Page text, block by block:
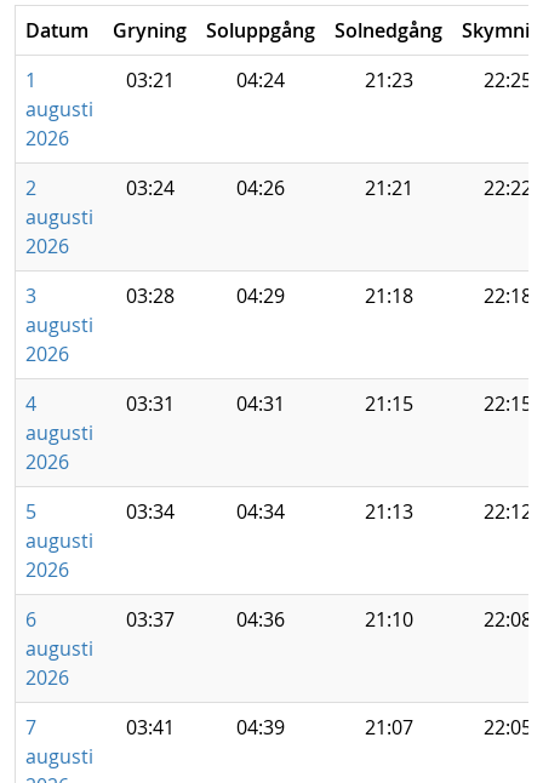
Datum Gryning Soluppgång Solnedgång
1
augusti
2026
03:21 04:24 21:23 22:25
2
augusti
2026
03:24 04:26 21:21 22:22
3
augusti
2026
03:28 04:29 21:18 22:18
4
augusti
2026
03:31 04:31 21:15 22:15
5
augusti
2026
03:34 04:34 21:13 22:12
6
augusti
2026
03:37 04:36 21:10 22:08
7
augusti
03:41 04:39 21:07 22:05